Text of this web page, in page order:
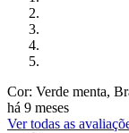
Cor: Verde menta,
há 9 meses
Ver todas as